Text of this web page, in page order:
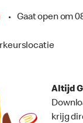
• Gaat open om
Altijd
krijg